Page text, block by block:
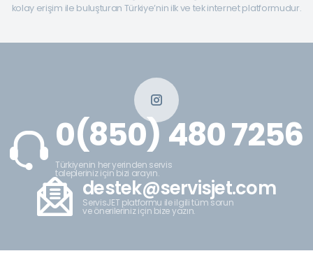
kolay erişim ile buluşturan Türkiye’nin ilk ve tek internet platformudur.
0(850) 480 7256
Türkiyenin her yerinden servis
talepleriniz için bizi arayın.
destek@servisjet.com
ServisJET platformu ile ilgili tüm sorun
ve önerileriniz için bize yazın.